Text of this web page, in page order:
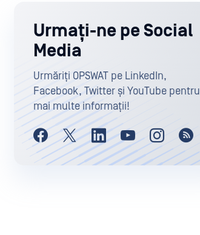
Urmați-ne pe Social
Media
Urmăriți OPSWAT pe LinkedIn,
Facebook, Twitter și YouTube pentru
mai multe informații!